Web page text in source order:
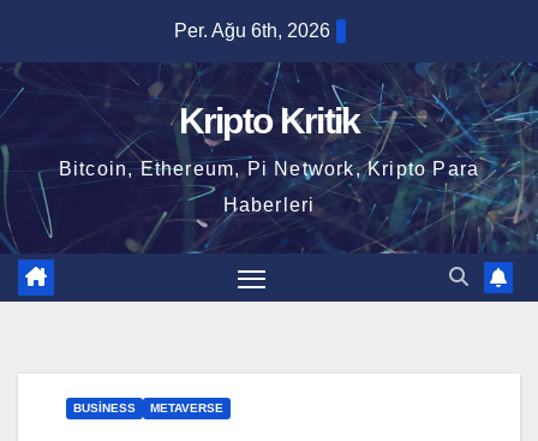
content
Per. Ağu 6th, 2026
Kripto Kritik
Bitcoin, Ethereum, Pi Network, Kripto Para
Haberleri
BUSINESS METAVERSE